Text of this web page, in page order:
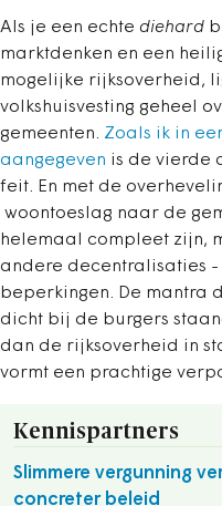
Als je een echte diehard
marktdenken en een
mogelijke rijksoverheid,
volkshuisvesting geheel
gemeenten. Zoals ik in
aangegeven is de vierde
feit. En met de
woontoeslag naar de
helemaal compleet zijn,
andere decentralisaties
beperkingen. De mantra
dicht bij de burgers
dan de rijksoverheid in
vormt een prachtige
Kennispartners
Slimmere vergunning
concreter beleid